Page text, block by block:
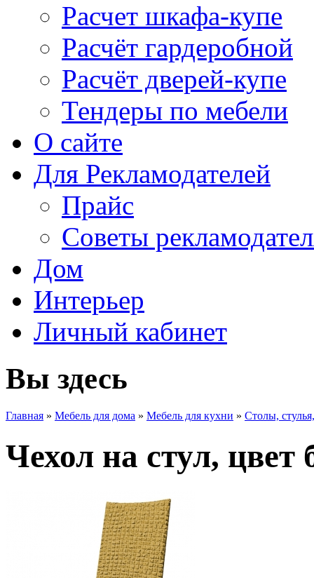
Расчет шкафа-купе
Расчёт гардеробной
Расчёт дверей-купе
Тендеры по мебели
О сайте
Для Рекламодателей
Прайс
Советы
Дом
Интерьер
Личный кабинет
Вы здесь
Главная » Мебель для дома » Мебель для кухни » Столы,
Чехол на стул, цвет